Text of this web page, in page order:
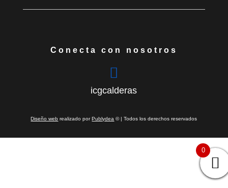
Conecta con nosotros

icgcalderas
Diseño web realizado porPublydea © | Todos los derechos reservados
0